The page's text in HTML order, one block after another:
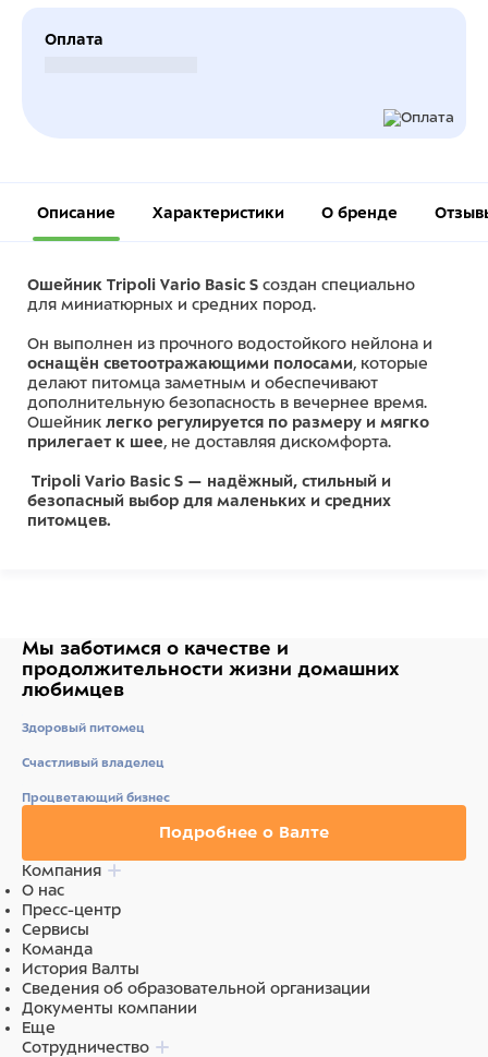
Оплата
Описание Характеристики О бренде
Ошейник Tripoli Vario Basic S создан специально
для миниатюрных и средних пород.
Он выполнен из прочного водостойкого нейлона и
оснащён светоотражающими полосами, которые
делают питомца заметным и обеспечивают
дополнительную безопасность в вечернее время.
Ошейник легко регулируется по размеру и мягко
прилегает к шее, не доставляя дискомфорта.
Tripoli Vario Basic S — надёжный, стильный и
безопасный выбор для маленьких и средних
питомцев.
Мы заботимся о качестве и
продолжительности жизни домашних
любимцев
Здоровый питомец
Счастливый владелец
Процветающий бизнес
Подробнее о Валте
Компания
О нас
Пресс-центр
Сервисы
Команда
История Валты
Сведения об образовательной организации
Документы компании
Еще
Сотрудничество